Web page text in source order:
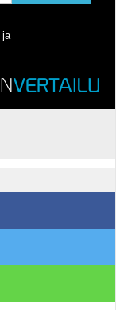
ja